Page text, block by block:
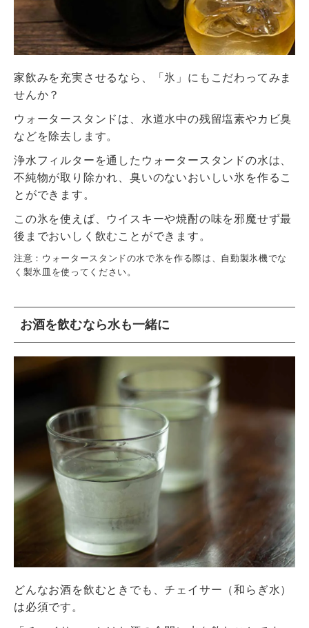
家飲みを充実させるなら、「氷」にもこだわってみま
せんか？
ウォータースタンドは、水道水中の残留塩素やカビ臭
などを除去します。
浄水フィルターを通したウォータースタンドの水は、
不純物が取り除かれ、臭いのないおいしい氷を作るこ
とができます。
この氷を使えば、ウイスキーや焼酎の味を邪魔せず最
後までおいしく飲むことができます。
注意：ウォータースタンドの水で氷を作る際は、自動製氷機でな
く製氷皿を使ってください。
お酒を飲むなら水も一緒に
どんなお酒を飲むときでも、チェイサー（和らぎ水）
は必須です。